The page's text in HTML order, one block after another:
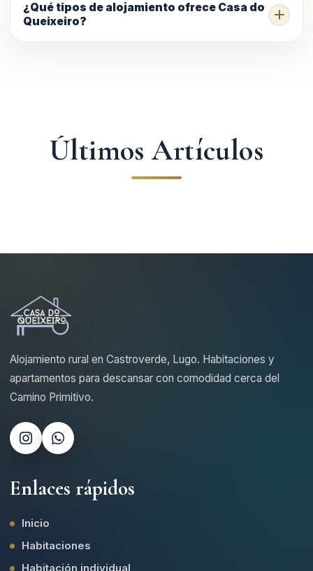
¿Qué tipos de alojamiento ofrece Casa do
Queixeiro?
Últimos Artículos
Alojamiento rural en Castroverde, Lugo. Habitaciones y
apartamentos para descansar con comodidad cerca del
Camino Primitivo.
Enlaces rápidos
Inicio
Habitaciones
Habitación individual